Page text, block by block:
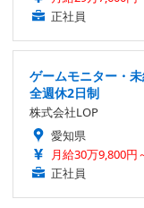
正社員
ゲームモニター・
全週休2日制
株式会社LOP
愛知県
月給30万9,800円
正社員